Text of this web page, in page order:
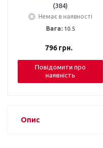
(384)
Немає в наявності
Вага: 10.5
796грн.
Повідомити про
наявність
Опис